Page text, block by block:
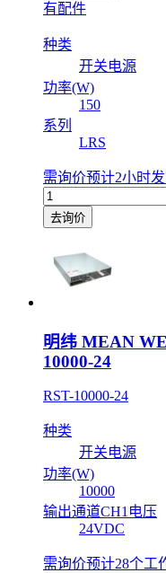
有配件
种类
开关电源
功率(W)
150
系列
LRS
需询价预计2小时
去询价
明纬 MEAN
10000-24
RST-10000-24
种类
开关电源
功率(W)
10000
输出通道CH1电压
24VDC
需询价预计28个工